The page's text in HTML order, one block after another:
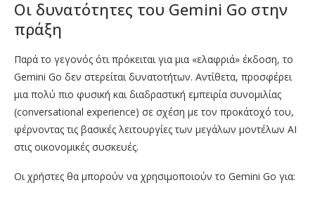
Οι δυνατότητες του Gemini Go στην
πράξη
Παρά το γεγονός ότι πρόκειται για μια «ελαφριά» έκδοση, το
Gemini Go δεν στερείται δυνατοτήτων. Αντίθετα, προσφέρει
μια πολύ πιο φυσική και διαδραστική εμπειρία συνομιλίας
(conversational experience) σε σχέση με τον προκάτοχό του,
φέρνοντας τις βασικές λειτουργίες των μεγάλων μοντέλων AI
στις οικονομικές συσκευές.
Οι χρήστες θα μπορούν να χρησιμοποιούν το Gemini Go για: